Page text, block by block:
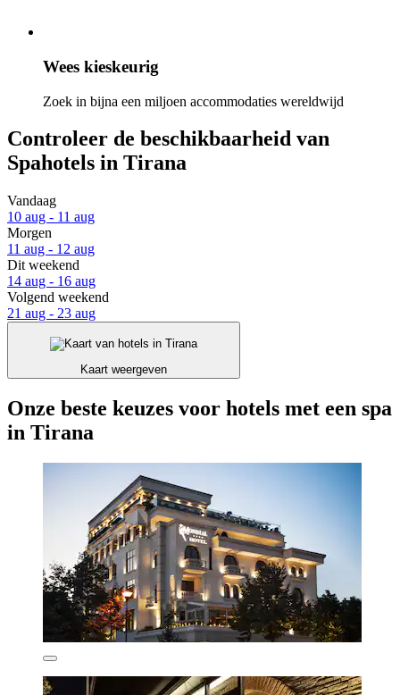
Wees kieskeurig
Zoek in bijna een miljoen accommodaties wereldwijd
Controleer de beschikbaarheid van
Spahotels in Tirana
Vandaag
10 aug - 11 aug
Morgen
11 aug - 12 aug
Dit weekend
14 aug - 16 aug
Volgend weekend
21 aug - 23 aug
Kaart weergeven
Onze beste keuzes voor hotels met een spa
in Tirana